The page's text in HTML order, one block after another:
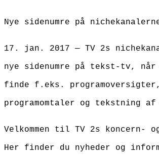
Nye sidenumre på
17. jan. 2017 — TV 2s
nye sidenumre på tekst-tv,
finde f.eks. programoversigter,
programomtaler og tekstning af
Velkommen til TV 2s koncern-
Her finder du nyheder og